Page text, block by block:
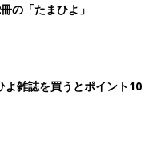
の「たまひよ」
よ雑誌を買うとポイント10